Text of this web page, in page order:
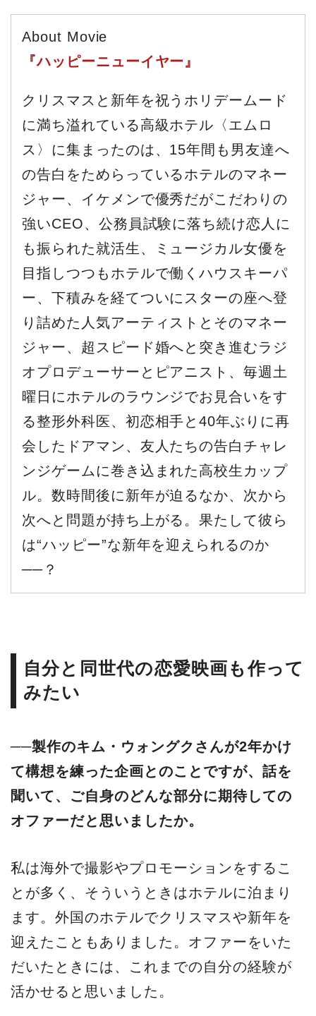
About Movie
『ハッピーニューイヤー』
クリスマスと新年を祝うホリデームード
に満ち溢れている高級ホテル〈エムロ
ス〉に集まったのは、15年間も男友達へ
の告白をためらっているホテルのマネー
ジャー、イケメンで優秀だがこだわりの
強いCEO、公務員試験に落ち続け恋人に
も振られた就活生、ミュージカル女優を
目指しつつもホテルで働くハウスキーパ
ー、下積みを経てついにスターの座へ登
り詰めた人気アーティストとそのマネー
ジャー、超スピード婚へと突き進むラジ
オプロデューサーとピアニスト、毎週土
曜日にホテルのラウンジでお見合いをす
る整形外科医、初恋相手と40年ぶりに再
会したドアマン、友人たちの告白チャレ
ンジゲームに巻き込まれた高校生カップ
ル。数時間後に新年が迫るなか、次から
次へと問題が持ち上がる。果たして彼ら
は“ハッピー”な新年を迎えられるのか
──？
自分と同世代の恋愛映画も作って
みたい
──製作のキム・ウォングクさんが2年かけ
て構想を練った企画とのことですが、話を
聞いて、ご自身のどんな部分に期待しての
オファーだと思いましたか。
私は海外で撮影やプロモーションをするこ
とが多く、そういうときはホテルに泊まり
ます。外国のホテルでクリスマスや新年を
迎えたこともありました。オファーをいた
だいたときには、これまでの自分の経験が
活かせると思いました。